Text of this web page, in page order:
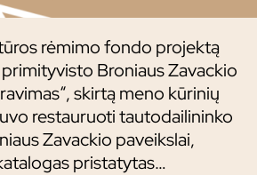
rėmimo fondo projektą
Broniaus Zavackio
skirtą meno kūrinių
restauruoti tautodailininko
Zavackio paveikslai,
pristatytas